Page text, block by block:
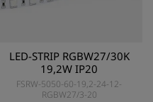
LED-STRIP RGBW27/30K
19,2W IP20
FSRW-5050-60-19,2-24-12-
RGBW27/3-20